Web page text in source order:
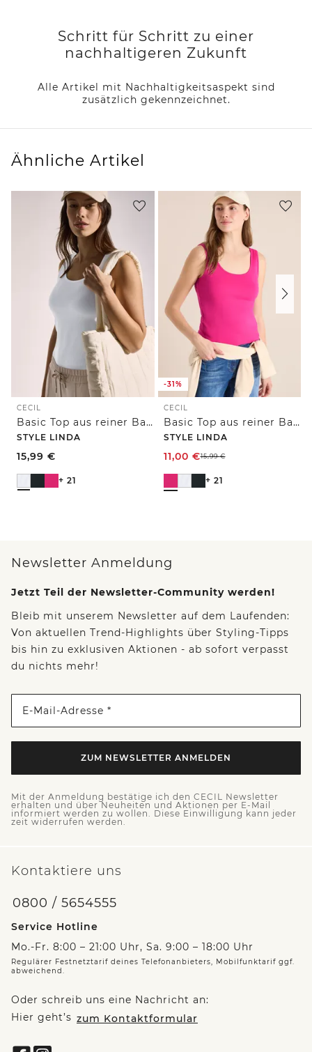
Schritt für Schritt zu einer
nachhaltigeren Zukunft
Alle Artikel mit Nachhaltigkeitsaspekt sind
zusätzlich gekennzeichnet.
Ähnliche Artikel
CECIL
Basic Top aus reiner Baumwolle
STYLE LINDA
15,99 €
+ 21
-31%
CECIL
Basic Top aus reiner Baumwolle
STYLE LINDA
11,00 €15,99€
+ 21
Newsletter Anmeldung
Jetzt Teil der Newsletter-Community werden!
Bleib mit unserem Newsletter auf dem Laufenden:
Von aktuellen Trend-Highlights über Styling-Tipps
bis hin zu exklusiven Aktionen - ab sofort verpasst
du nichts mehr!
E-Mail-Adresse *
ZUM NEWSLETTER ANMELDEN
Mit der Anmeldung bestätige ich den CECIL Newsletter
erhalten und über Neuheiten und Aktionen per E-Mail
informiert werden zu wollen. Diese Einwilligung kann jeder
zeit widerrufen werden.
Kontaktiere uns
0800 / 5654555
Service Hotline
Mo.-Fr. 8:00 – 21:00 Uhr, Sa. 9:00 – 18:00 Uhr
Regulärer Festnetztarif deines Telefonanbieters, Mobilfunktarif ggf.
abweichend.
Oder schreib uns eine Nachricht an:
Hier geht’s zum Kontaktformular